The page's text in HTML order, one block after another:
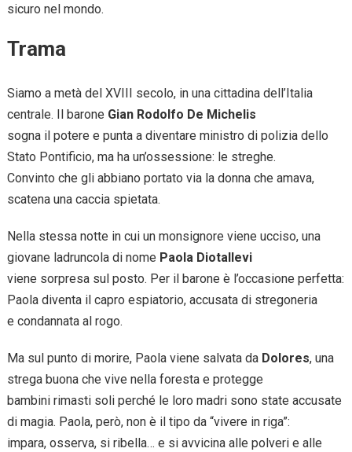
sicuro nel mondo.
Trama
Siamo a metà del XVIII secolo, in una cittadina dell’Italia
centrale. Il barone Gian Rodolfo De Michelis
sogna il potere e punta a diventare ministro di polizia dello
Stato Pontificio, ma ha un’ossessione: le streghe.
Convinto che gli abbiano portato via la donna che amava,
scatena una caccia spietata.
Nella stessa notte in cui un monsignore viene ucciso, una
giovane ladruncola di nome Paola Diotallevi
viene sorpresa sul posto. Per il barone è l’occasione perfetta:
Paola diventa il capro espiatorio, accusata di stregoneria
e condannata al rogo.
Ma sul punto di morire, Paola viene salvata da Dolores, una
strega buona che vive nella foresta e protegge
bambini rimasti soli perché le loro madri sono state accusate
di magia. Paola, però, non è il tipo da “vivere in riga”:
impara, osserva, si ribella… e si avvicina alle polveri e alle